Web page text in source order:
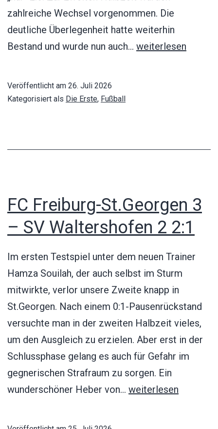
zahlreiche Wechsel vorgenommen. Die
deutliche Überlegenheit hatte weiterhin
Bestand und wurde nun auch… FV
weiterlesen
Veröffentlicht am 26. Juli 2026
Kategorisiert als Die Erste, Fußball
FC Freiburg-St.Georgen 3
– SV Waltershofen 2 2:1
Im ersten Testspiel unter dem neuen Trainer
Hamza Souilah, der auch selbst im Sturm
mitwirkte, verlor unsere Zweite knapp in
St.Georgen. Nach einem 0:1-Pausenrückstand
versuchte man in der zweiten Halbzeit vieles,
um den Ausgleich zu erzielen. Aber erst in der
Schlussphase gelang es auch für Gefahr im
gegnerischen Strafraum zu sorgen. Ein
wunderschöner Heber von… FC
weiterlesen